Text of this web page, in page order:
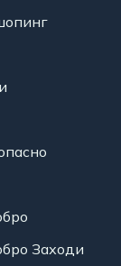
Заходи